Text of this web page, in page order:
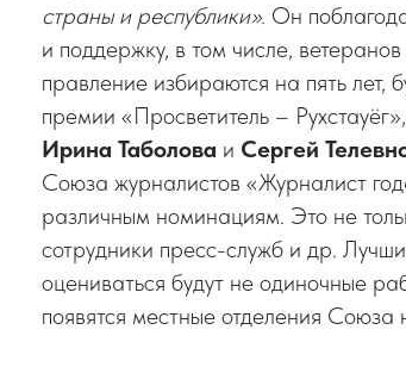
страны и республики». Он
и поддержку, в том числе,
правление избираются на пять
премии «Просветитель –
Ирина Таболова и Сергей
Союза журналистов «Журналист
различным номинациям. Это не
сотрудники пресс-служб и др.
оцениваться будут не одиночные
появятся местные отделения